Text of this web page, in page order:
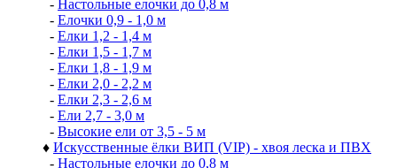
- Настольные елочки до 0,8 м
- Елочки 0,9 - 1,0 м
- Елки 1,2 - 1,4 м
- Елки 1,5 - 1,7 м
- Елки 1,8 - 1,9 м
- Елки 2,0 - 2,2 м
- Елки 2,3 - 2,6 м
- Ели 2,7 - 3,0 м
- Высокие ели от 3,5 - 5 м
♦ Искусственные ёлки ВИП (VIP) - хвоя леска и ПВХ
- Настольные елочки до 0,8 м